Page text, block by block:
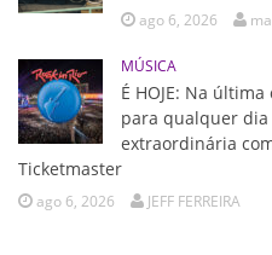
ago 6, 2026
MÚSICA
É HOJE: Na
para qualquer dia
extraordinária
Ticketmaster
ago 6, 2026 JEFF FERREIRA